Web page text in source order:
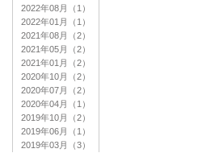
2022年08月（1）
2022年01月（1）
2021年08月（2）
2021年05月（2）
2021年01月（2）
2020年10月（2）
2020年07月（2）
2020年04月（1）
2019年10月（2）
2019年06月（1）
2019年03月（3）